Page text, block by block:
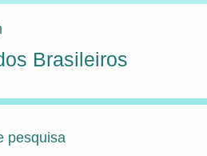
Brasileiros
pesquisa